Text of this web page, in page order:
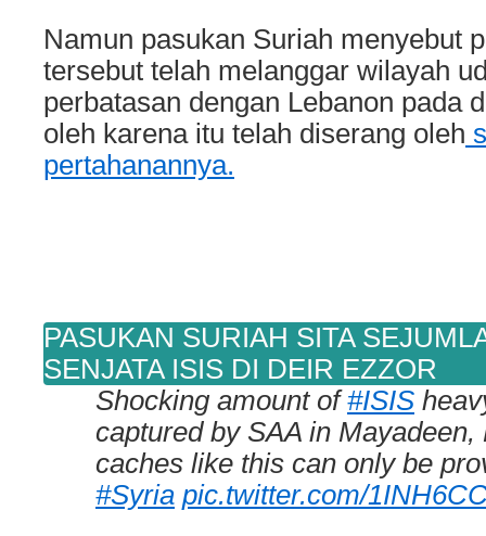
Namun pasukan Suriah menyebut
tersebut telah melanggar wilayah
perbatasan dengan Lebanon pada
oleh karena itu telah diserang oleh
pertahanannya.
PASUKAN SURIAH SITA
SENJATA ISIS DI DEIR EZZOR
Shocking amount of#ISIS
captured by SAA in
caches like this can only be
#Syria pic.twitter.com/